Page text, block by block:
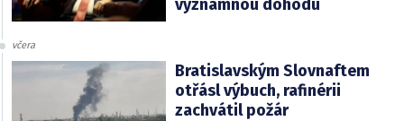
významnou dohodu
včera
Bratislavským Slovnaftem
otřásl výbuch, rafinérii
zachvátil požár